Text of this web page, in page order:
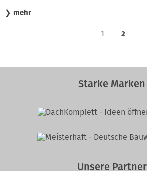
❯ mehr
1 2
Starke Marken
Unsere Partner